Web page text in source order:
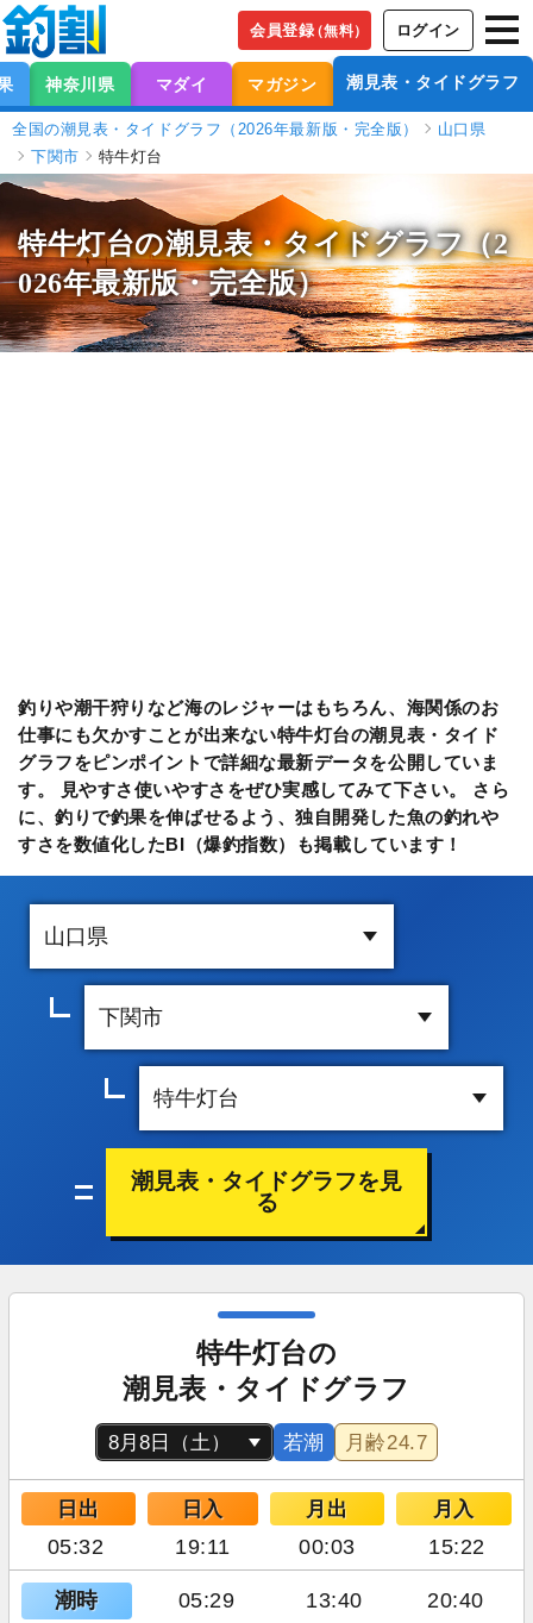
会員登録（無料） ログイン
神奈川県 マダイ マガジン 潮見表・タイドグラフ
全国の潮見表・タイドグラフ（2026年最新版・完全版）
山口県
下関市
特牛灯台
特牛灯台の潮見表・タイドグラフ（2
026年最新版・完全版）
釣りや潮干狩りなど海のレジャーはもちろん、海関係のお
仕事にも欠かすことが出来ない特牛灯台の潮見表・タイド
グラフをピンポイントで詳細な最新データを公開していま
す。 見やすさ使いやすさをぜひ実感してみて下さい。 さら
に、釣りで釣果を伸ばせるよう、独自開発した魚の釣れや
すさを数値化したBI（爆釣指数）も掲載しています！
潮見表・タイドグラフを見
る
特牛灯台の
潮見表・タイドグラフ
若潮 月齢24.7
日出 日入 月出 月入
05:32 19:11 00:03 15:22
潮時 05:29 13:40 20:40